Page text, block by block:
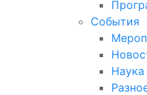
События
Наука